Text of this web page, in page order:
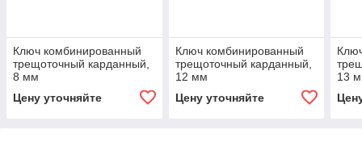
Ключ комбинированный
трещоточный карданный,
8 мм
Цену уточняйте
Ключ комбинированный
трещоточный карданный,
12 мм
Цену уточняйте
13